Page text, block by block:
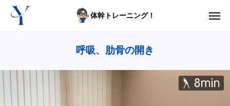
体幹トレーニング！
呼吸、肋骨の開き
体型の悩み動画集
ライブレッスン